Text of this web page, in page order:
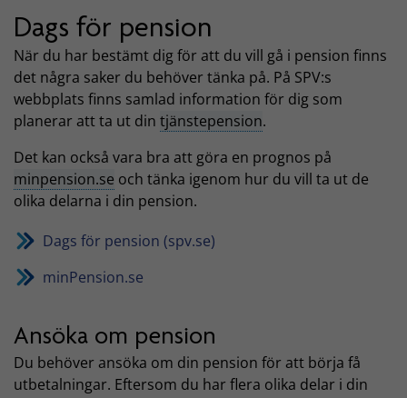
Dags för pension
När du har bestämt dig för att du vill gå i pension finns
det några saker du behöver tänka på. På SPV:s
webbplats finns samlad information för dig som
planerar att ta ut din tjänstepension.
Det kan också vara bra att göra en prognos på
minpension.se och tänka igenom hur du vill ta ut de
olika delarna i din pension.
Dags för pension (spv.se)
minPension.se
Ansöka om pension
Du behöver ansöka om din pension för att börja få
utbetalningar. Eftersom du har flera olika delar i din